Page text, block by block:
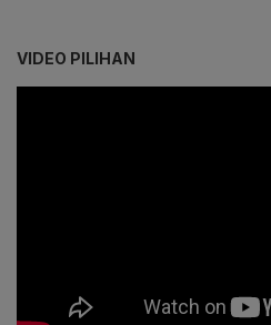
VIDEO PILIHAN